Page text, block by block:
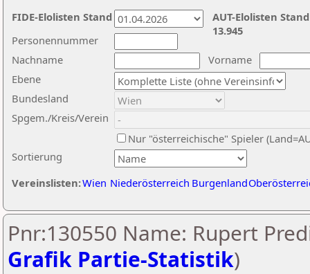
Nachname
Vorname
Ebene
Sortierung
Personennummer
Bundesland
Spgem./Kreis/Verein
Nur "österreichische" Spieler
Vereinslisten:Wien Niederösterreich Burgenland
AUT-Elolisten
13.945
FIDE-Elolisten Stand
Pnr:130550 Name: Rupert
Grafik Partie-Statistik)